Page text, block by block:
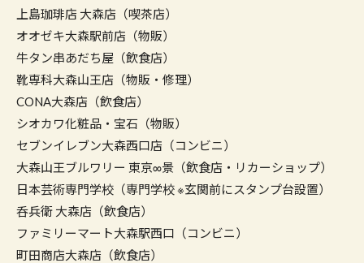
上島珈琲店 大森店（喫茶店）
オオゼキ大森駅前店（物販）
牛タン串あだち屋（飲食店）
靴専科大森山王店（物販・修理）
CONA大森店（飲食店）
シオカワ化粧品・宝石（物販）
セブンイレブン大森西口店（コンビニ）
大森山王ブルワリー 東京∞景（飲食店・リカーショップ）
日本芸術専門学校（専門学校 ※玄関前にスタンプ台設置）
呑兵衛 大森店（飲食店）
ファミリーマート大森駅西口（コンビニ）
町田商店大森店（飲食店）